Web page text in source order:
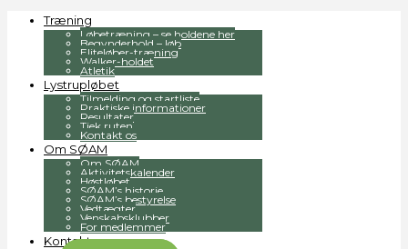
Træning
Løbetræning – se holdene her
Begynderhold – løb
Eliteløber-træning
Walker-holdet
Atletik
Lystrupløbet
Tilmelding og startliste
Praktiske informationer
Resultater
Tjek ruten
Kontakt os
Om SØAM
Om SØAM
Aktivitetskalender
Høstløbet
SØAM’s historie
SØAM’s bestyrelse
Vedtægter
Venskabsklubber
For medlemmer
Kontakt